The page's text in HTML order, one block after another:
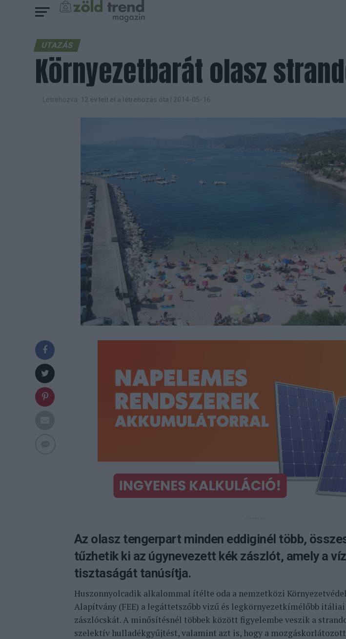
UTAZÁS
Környezetbarát olasz
Létrehozva: 12 év telt el a létrehozás óta 2014-05-16
Az olasz tengerpart minden eddiginél több,
tűzhetik ki az úgynevezett kék zászlót, amely a
tisztaságát tanúsítja.
Huszonnyolcadik alkalommal ítélte oda a nemzetközi
Alapítvány (FEE) a legáttetszőbb vizű és legkörnyezetkímélőbb
zászlócskát. A minősítésnél többek között figyelembe veszik a
szelektív hulladékgyűjtést, valamint azt is, hogy a